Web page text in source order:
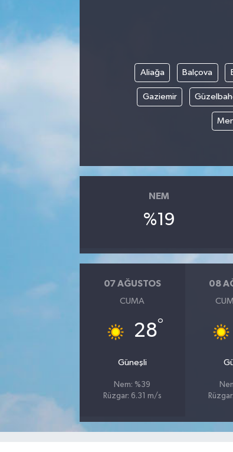
Aliağa Balçova
Gaziemir
NEM
%19
07 AĞUSTOS
CUMA
28°
Güneşli
Nem: %39
Rüzgar: 6.31 m/s
08